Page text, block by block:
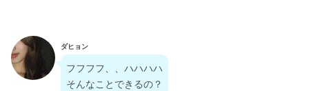
ダヒョン
フフフフ、、ハハハハ
そんなことできるの？